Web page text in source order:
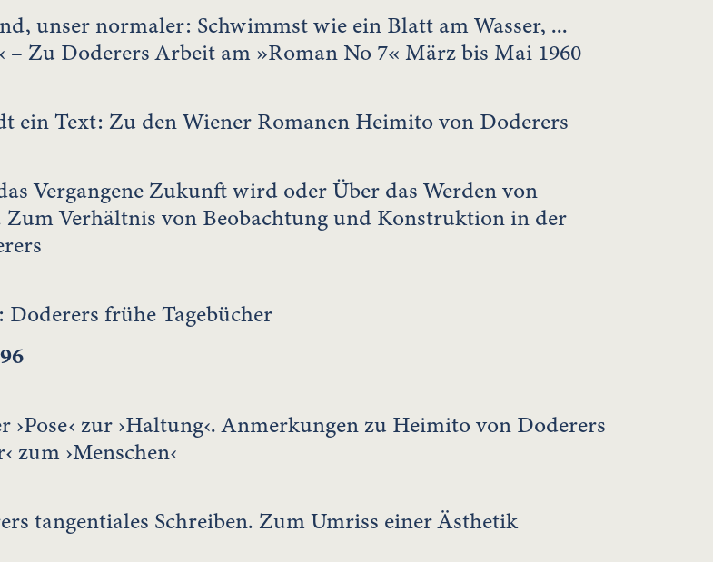
unser normaler: Schwimmst wie ein Blatt am Wasser, ...
–­ Zu Doderers Arbeit am »Roman No 7« März bis Mai 1960
ein Text: Zu den Wiener Romanen Heimito von Doderers
Vergangene Zukunft wird oder Über das Werden von
Zum Verhältnis von Beobachtung und Konstruktion in der
: Doderers frühe Tagebücher
›Pose‹ zur ›Haltung‹. Anmerkungen zu Heimito von Doderers
zum ›Menschen‹
tangentiales Schreiben. Zum Umriss einer Ästhetik